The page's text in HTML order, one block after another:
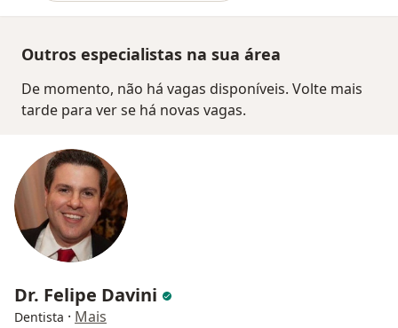
Outros especialistas na sua área
De momento, não há vagas disponíveis. Volte mais
tarde para ver se há novas vagas.
Dr. Felipe Davini
Dentista · Mais